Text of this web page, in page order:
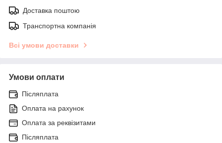
Доставка поштою
Транспортна компанія
Всі умови доставки
Умови оплати
Післяплата
Оплата на рахунок
Оплата за реквізитами
Післяплата